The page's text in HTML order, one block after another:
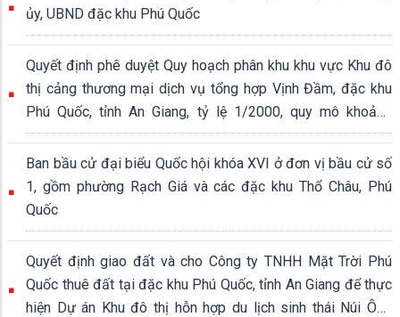
ủy, UBND đặc khu Phú Quốc
Quyết định phê duyệt Quy hoạch phân khu khu vực Khu đô
thị cảng thương mại dịch vụ tổng hợp Vịnh Đầm, đặc khu
Phú Quốc, tỉnh An Giang, tỷ lệ 1/2000, quy mô khoảng
339,04 ha
Ban bầu cử đại biểu Quốc hội khóa XVI ở đơn vị bầu cử số
1, gồm phường Rạch Giá và các đặc khu Thổ Châu, Phú
Quốc
Quyết định giao đất và cho Công ty TNHH Mặt Trời Phú
Quốc thuê đất tại đặc khu Phú Quốc, tỉnh An Giang để thực
hiện Dự án Khu đô thị hỗn hợp du lịch sinh thái Núi Ông